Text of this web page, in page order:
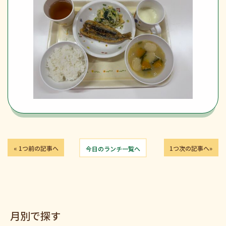
« 1つ前の記事へ 今日のランチ一覧へ 1つ次の記事へ»
月別で探す